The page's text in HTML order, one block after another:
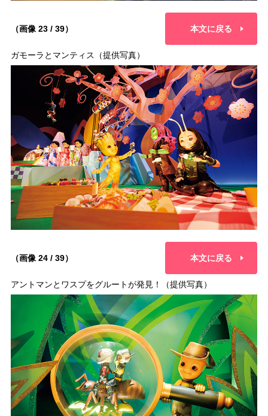
（画像 23 / 39） 本文に戻る
ガモーラとマンティス（提供写真）
（画像 24 / 39） 本文に戻る
アントマンとワスプをグルートが発見！（提供写真）